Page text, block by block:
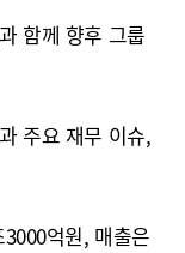
함께 향후 그룹
주요 재무 이슈,
억원, 매출은